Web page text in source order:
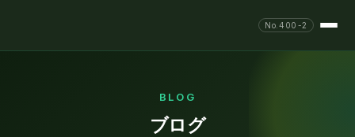
No.400-2
BLOG
ブログ